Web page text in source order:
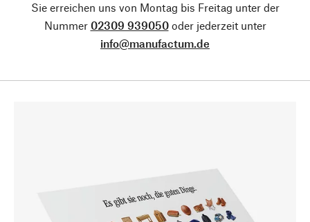
Sie erreichen uns von Montag bis Freitag unter der
Nummer 02309 939050oder jederzeit unter
info@manufactum.de